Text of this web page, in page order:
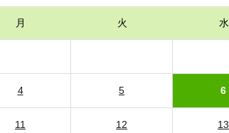
月 火 水
4 5 6
11 12 13